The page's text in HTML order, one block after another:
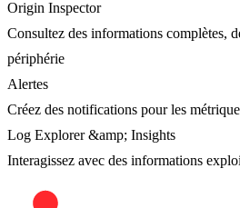
Origin Inspector
Consultez des informations complètes,
périphérie
Alertes
Créez des notifications pour les
Log Explorer &amp; Insights
Interagissez avec des informations